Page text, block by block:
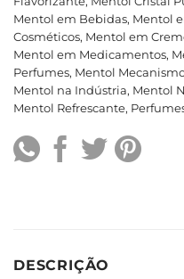
Mentol em Bebidas, Mentol
Cosméticos, Mentol em
Mentol em Medicamentos,
Perfumes, Mentol
Mentol na Indústria, Mentol
Mentol Refrescante,
DESCRIÇÃO